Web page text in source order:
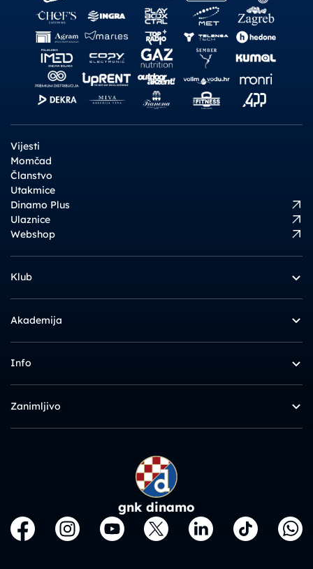
Vijesti
Momčad
Članstvo
Utakmice
Dinamo Plus
Ulaznice
Webshop
Klub
Akademija
Info
Zanimljivo
gnk dinamo